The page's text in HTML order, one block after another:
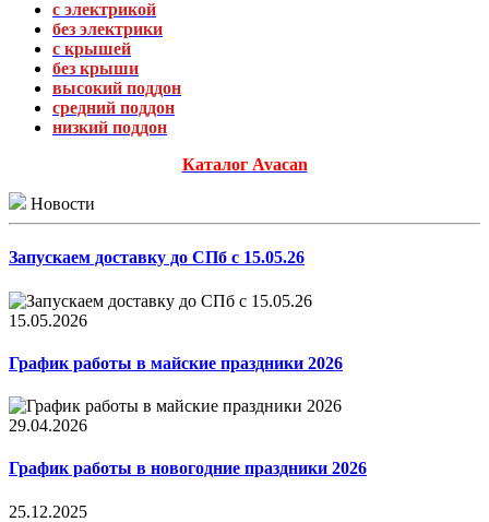
с электрикой
без электрики
с крышей
без крыши
высокий поддон
средний поддон
низкий поддон
Каталог Avacan
Новости
Запускаем доставку до СПб с 15.05.26
15.05.2026
График работы в майские праздники 2026
29.04.2026
График работы в новогодние праздники 2026
25.12.2025